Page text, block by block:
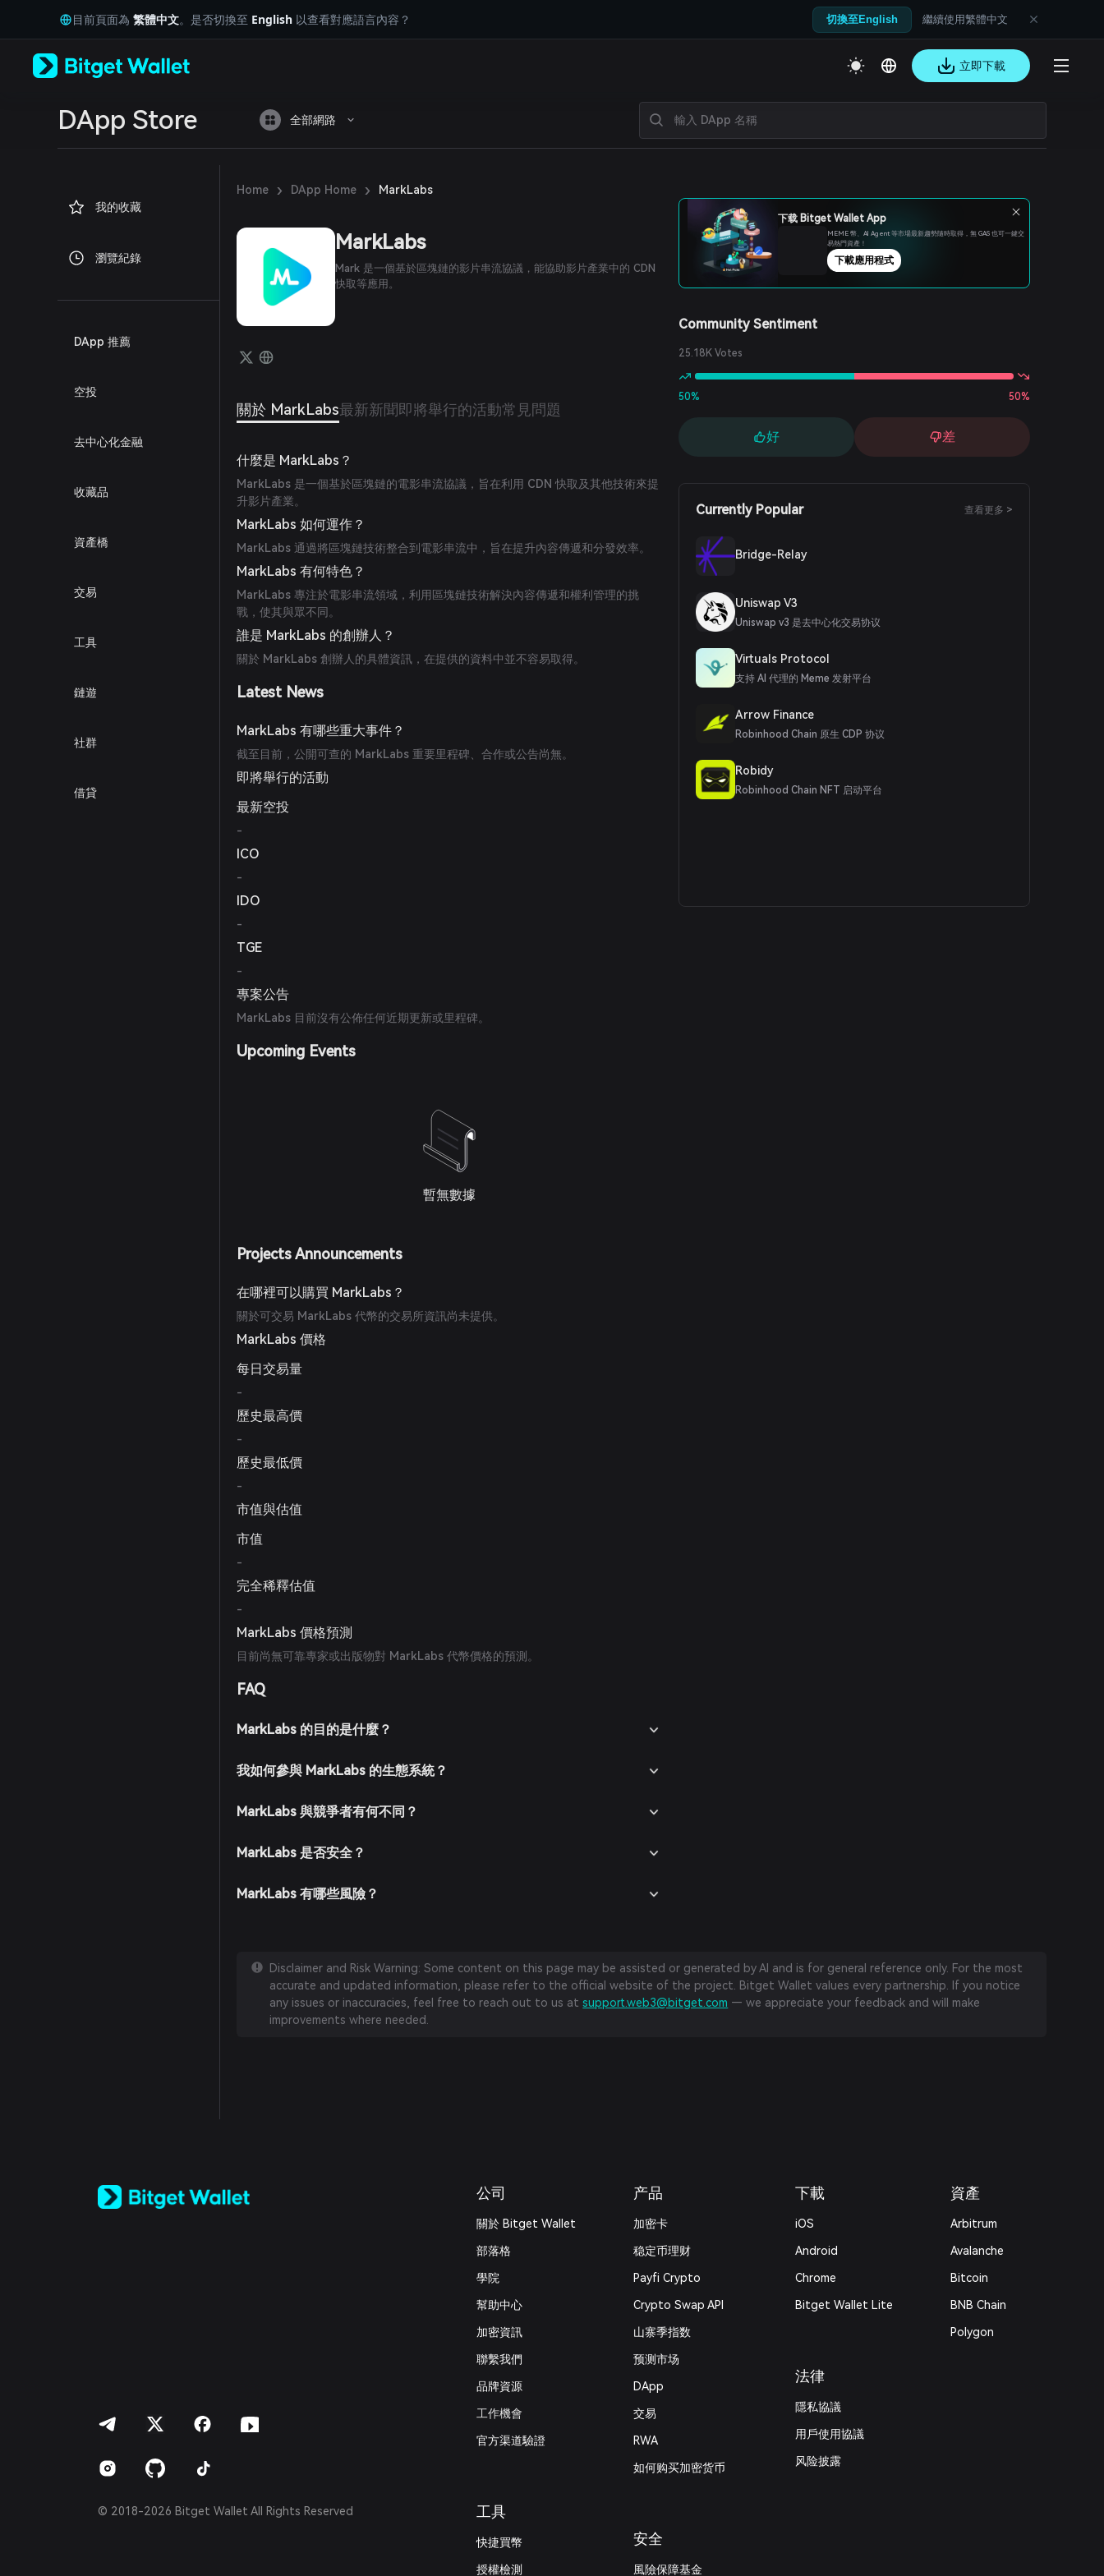
Tiếng Việt
Русский
Español (Latinoamérica)
Português (Portugal)
Bahasa Indonesia
Español (Argentina)
目前頁面為 繁體中文。是否切換至 English 以查看對應語言內容？ 切換至English 繼續使用繁體中文
立即下載
DApp Store 全部網路
我的收藏
瀏覽紀錄
DApp 推薦
空投
去中心化金融
收藏品
資產橋
交易
工具
鏈遊
社群
借貸
Home › DApp Home › MarkLabs
MarkLabs
Mark 是一個基於區塊鏈的影片串流協議，能協助影片產業中的 CDN
快取等應用。
關於 MarkLabs最新新聞即將舉行的活動常見問題
什麼是 MarkLabs？
MarkLabs 是一個基於區塊鏈的電影串流協議，旨在利用 CDN 快取及其他技術來提
升影片產業。
MarkLabs 如何運作？
MarkLabs 通過將區塊鏈技術整合到電影串流中，旨在提升內容傳遞和分發效率。
MarkLabs 有何特色？
MarkLabs 專注於電影串流領域，利用區塊鏈技術解決內容傳遞和權利管理的挑
戰，使其與眾不同。
誰是 MarkLabs 的創辦人？
關於 MarkLabs 創辦人的具體資訊，在提供的資料中並不容易取得。
Latest News
MarkLabs 有哪些重大事件？
截至目前，公開可查的 MarkLabs 重要里程碑、合作或公告尚無。
即將舉行的活動
最新空投
-
ICO
-
IDO
-
TGE
-
專案公告
MarkLabs 目前沒有公佈任何近期更新或里程碑。
Upcoming Events
暫無數據
Projects Announcements
在哪裡可以購買 MarkLabs？
關於可交易 MarkLabs 代幣的交易所資訊尚未提供。
MarkLabs 價格
每日交易量
-
歷史最高價
-
歷史最低價
-
市值與估值
市值
-
完全稀釋估值
-
MarkLabs 價格預測
目前尚無可靠專家或出版物對 MarkLabs 代幣價格的預測。
FAQ
MarkLabs 的目的是什麼？
我如何參與 MarkLabs 的生態系統？
MarkLabs 與競爭者有何不同？
MarkLabs 是否安全？
MarkLabs 有哪些風險？
下载 Bitget Wallet App
MEME 幣、Al Agent 等市場最新趨勢隨時取得，無 GAS 也可一鍵交
易熱門資產！
下載應用程式
Community Sentiment
25.18K Votes
50% 50%
好 差
Currently Popular 查看更多 >
Bridge-Relay
Uniswap V3
Uniswap v3 是去中心化交易协议
Virtuals Protocol
支持 AI 代理的 Meme 发射平台
Arrow Finance
Robinhood Chain 原生 CDP 协议
Robidy
Robinhood Chain NFT 启动平台
Disclaimer and Risk Warning: Some content on this page may be assisted or generated by AI and is for general reference only. For the most
accurate and updated information, please refer to the official website of the project. Bitget Wallet values every partnership. If you notice
any issues or inaccuracies, feel free to reach out to us atsupport.web3@bitget.com — we appreciate your feedback and will make
improvements where needed.
Español (Latinoamérica)
© 2018-2026 Bitget Wallet All Rights Reserved
公司
關於 Bitget Wallet
部落格
學院
幫助中心
加密資訊
‌聯繫我們
品牌資源
工作機會
官方渠道驗證
工具
快捷買幣
授權檢測
产品
加密卡
稳定币理财
Payfi Crypto
Crypto Swap API
山寨季指数
预测市场
DApp
交易
RWA
如何购买加密货币
安全
風險保障基金
下載
iOS
Android
Chrome
Bitget Wallet Lite
法律
隱私協議
用戶使用協議
风险披露
資產
Arbitrum
Avalanche
Bitcoin
BNB Chain
Polygon